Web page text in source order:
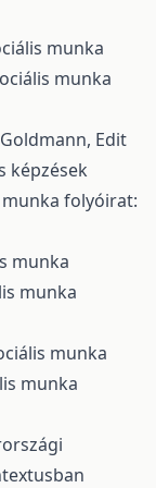
munka
munka
Edit
képzések
munka folyóirat:
munka
munka
munka
munka